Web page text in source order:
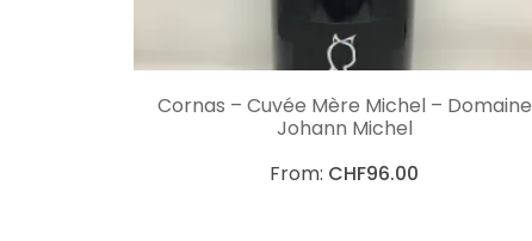
CHOIX DES OPTIONS
Cornas – Cuvée Mère Michel – Domaine
Johann Michel
From: CHF96.00